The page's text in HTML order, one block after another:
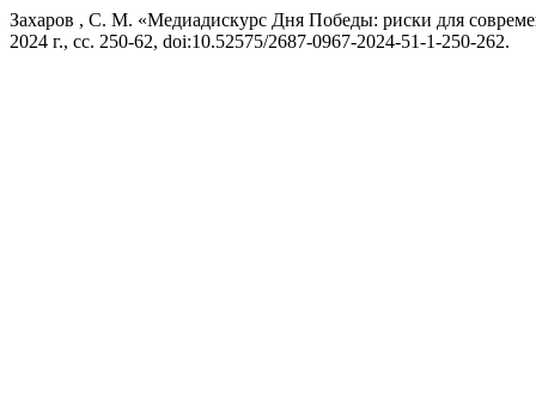
Захаров , С. М. «Медиадискурс Дня Победы: риски для
2024 г., сс. 250-62, doi:10.52575/2687-0967-2024-51-1-250-262.